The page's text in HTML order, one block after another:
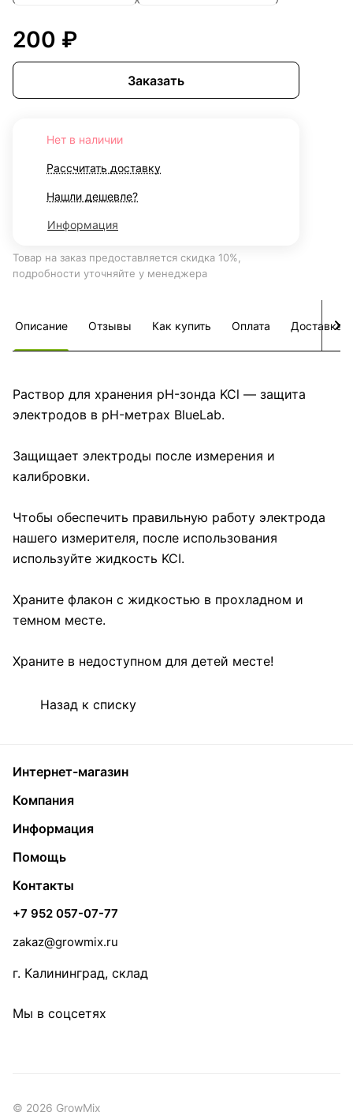
200 ₽
Заказать
Нет в наличии
Рассчитать доставку
Нашли дешевле?
Информация
Товар на заказ предоставляется скидка 10%,
подробности уточняйте у менеджера
Описание Отзывы Как купить Оплата Доставка
Раствор для хранения pH-зонда KCl — защита
электродов в pH-метрах BlueLab.
Защищает электроды после измерения и
калибровки.
Чтобы обеспечить правильную работу электрода
нашего измерителя, после использования
используйте жидкость KCI.
Храните флакон с жидкостью в прохладном и
темном месте.
Храните в недоступном для детей месте!
Назад к списку
Интернет-магазин
Компания
Информация
Помощь
Контакты
+7 952 057-07-77
zakaz@growmix.ru
г. Калининград, склад
Мы в соцсетях
© 2026 GrowMix